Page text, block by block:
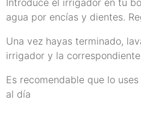
agua por encías y dientes.
Una vez hayas terminado,
irrigador y la
Es recomendable que lo
al día